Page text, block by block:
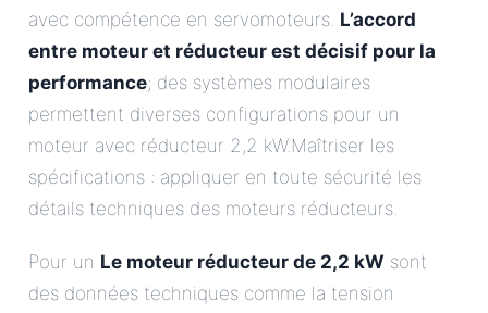
avec compétence en servomoteurs. L’accord
entre moteur et réducteur est décisif pour la
performance; des systèmes modulaires
permettent diverses configurations pour un
moteur avec réducteur 2,2 kW.Maîtriser les
spécifications : appliquer en toute sécurité les
détails techniques des moteurs réducteurs.
Pour un Le moteur réducteur de 2,2 kW sont
des données techniques comme la tension